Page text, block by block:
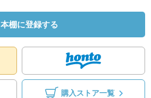
本棚に登録する
購入ストア一覧